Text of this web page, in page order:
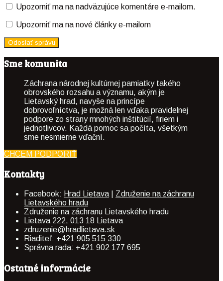
Upozorniť ma na nadväzujúce komentáre e-mailom.
Upozorniť ma na nové články e-mailom
Sme komunita
Záchrana národnej kultúrnej pamiatky takého
obrovského rozsahu a významu, akým je
Lietavský hrad, navyše na princípe
dobrovoľníctva, je možná len vďaka pravidelnej
podpore zo strany mnohých inštitúcií, firiem i
jednotlivcov. Každá pomoc sa počíta, všetkým
sme nesmierne vďační.
CHCEM PODPORIŤ
Kontakty
Facebook: Hrad Lietava
Združenie na záchranu
Lietavského hradu
Združenie na záchranu Lietavského hradu
Lietava 222, 013 18 Lietava
zdruzenie@hradlietava.sk
Riaditeľ: +421 905 515 330
Správna rada: +421 902 177 695
Ostatné informácie